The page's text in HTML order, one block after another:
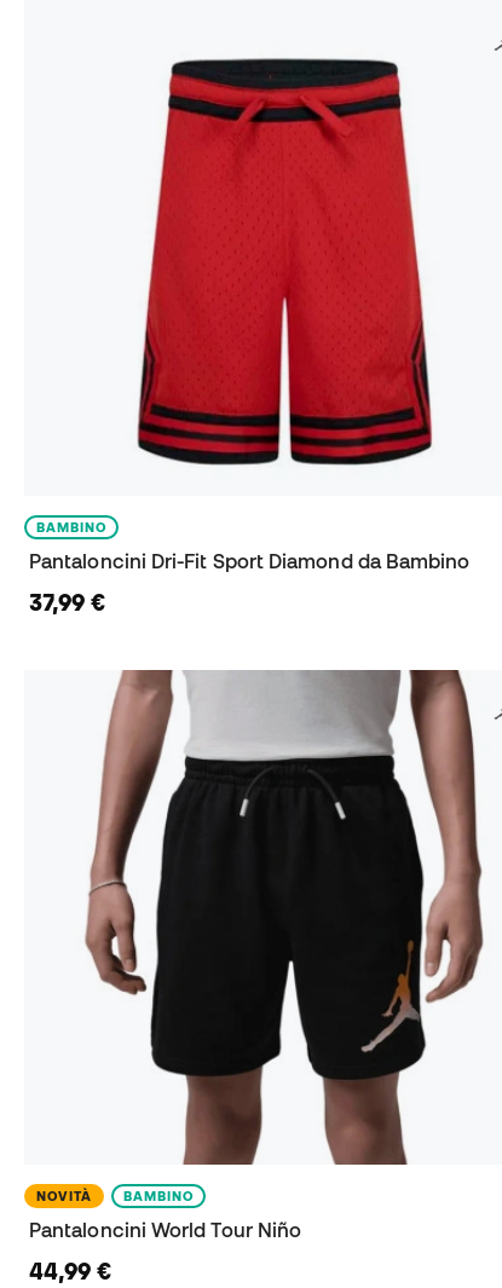
BAMBINO
Pantaloncini Dri-Fit Sport Diamond da Bambino
37,99 €
NOVITÀ BAMBINO
Pantaloncini World Tour Niño
44,99 €